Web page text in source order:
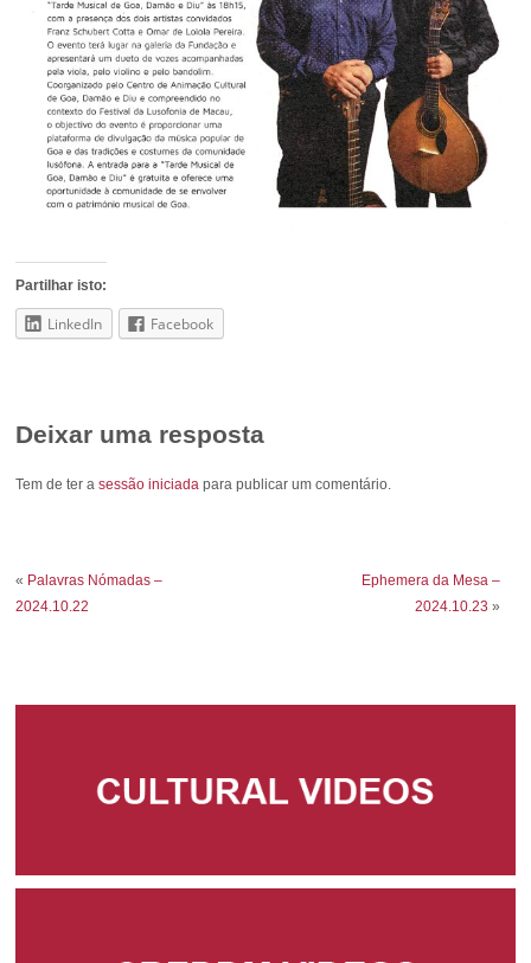
Partilhar isto:
LinkedIn Facebook
Deixar uma resposta
Tem de ter asessão iniciada para publicar um comentário.
« Palavras Nómadas –
2024.10.22
Ephemera da Mesa –
2024.10.23 »